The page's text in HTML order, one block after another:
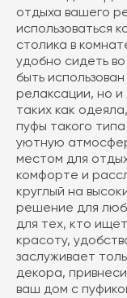
отдыха вашего
использоваться
столика в
удобно сидеть
быть
релаксации, но
таких как
пуфы такого
уютную
местом для
комфорте и
круглый на
решение для
для тех, кто
красоту,
заслуживает
декора,
ваш дом с